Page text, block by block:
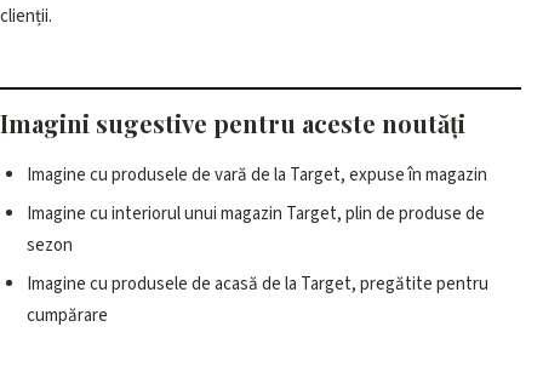
clienții.
Imagini sugestive pentru aceste noutăți
Imagine cu produsele de vară de la Target, expuse în magazin
Imagine cu interiorul unui magazin Target, plin de produse de
sezon
Imagine cu produsele de acasă de la Target, pregătite pentru
cumpărare